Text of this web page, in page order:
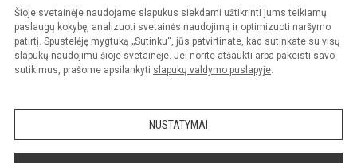
Šioje svetainėje naudojame slapukus siekdami užtikrinti jums teikiamų
paslaugų kokybę, analizuoti svetainės naudojimą ir optimizuoti naršymo
patirtį. Spustelėję mygtuką „Sutinku“, jūs patvirtinate, kad sutinkate su visų
slapukų naudojimu šioje svetainėje. Jei norite atšaukti arba pakeisti savo
sutikimus, prašome apsilankyti slapukų valdymo puslapyje.
NUSTATYMAI
saugomos.
Kopijuoti turinį be raštiško gimnazijos sutikimo griežtai draudžiama.
Prieinamumo paraiška Slapukų valdymas
Sumanus būdas atnaujinti